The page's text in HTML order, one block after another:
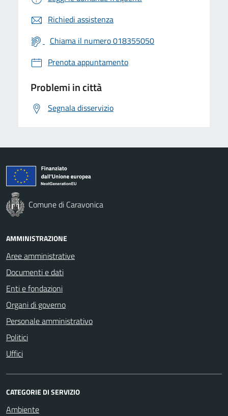
Richiedi assistenza
Chiama il numero 018355050
Prenota appuntamento
Problemi in città
Segnala disservizio
Comune di Caravonica
AMMINISTRAZIONE
Aree amministrative
Documenti e dati
Enti e fondazioni
Organi di governo
Personale amministrativo
Politici
Uffici
CATEGORIE DI SERVIZIO
Ambiente